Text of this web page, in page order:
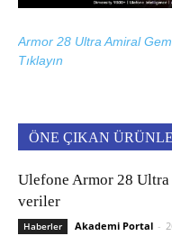
Armor 28 Ultra Amiral
Tıklayın
ÖNE ÇIKAN
Ulefone Armor 28
veriler
Haberler Akademi Portal -